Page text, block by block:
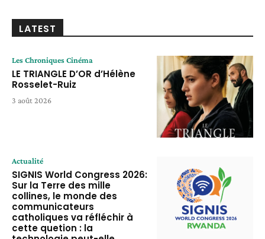
LATEST
Les Chroniques Cinéma
LE TRIANGLE D’OR d’Hélène
Rosselet-Ruiz
3 août 2026
Actualité
SIGNIS World Congress 2026:
Sur la Terre des mille
collines, le monde des
communicateurs
catholiques va réfléchir à
cette quetion : la